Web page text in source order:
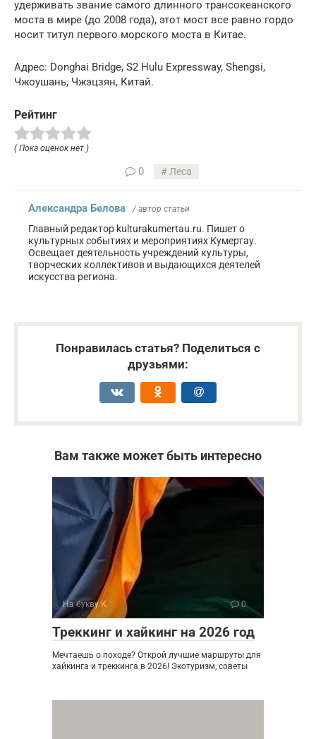
удерживать звание самого длинного трансокеанского
моста в мире (до 2008 года), этот мост все равно гордо
носит титул первого морского моста в Китае.
Адрес: Donghai Bridge, S2 Hulu Expressway, Shengsi,
Чжоушань, Чжэцзян, Китай.
Рейтинг
( Пока оценок нет )
0 Леса
Александра Белова / автор статьи
Главный редактор kulturakumertau.ru. Пишет о
культурных событиях и мероприятиях Кумертау.
Освещает деятельность учреждений культуры,
творческих коллективов и выдающихся деятелей
искусства региона.
Понравилась статья? Поделиться с
друзьями:
Вам также может быть интересно
На букву К 0
Треккинг и хайкинг на 2026 год
Мечтаешь о походе? Открой лучшие маршруты для
хайкинга и треккинга в 2026! Экотуризм, советы